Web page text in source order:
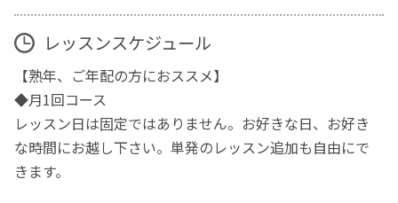
レッスンスケジュール
【熟年、ご年配の方におススメ】
◆月1回コース
レッスン日は固定ではありません。お好きな日、お好き
な時間にお越し下さい。単発のレッスン追加も自由にで
きます。